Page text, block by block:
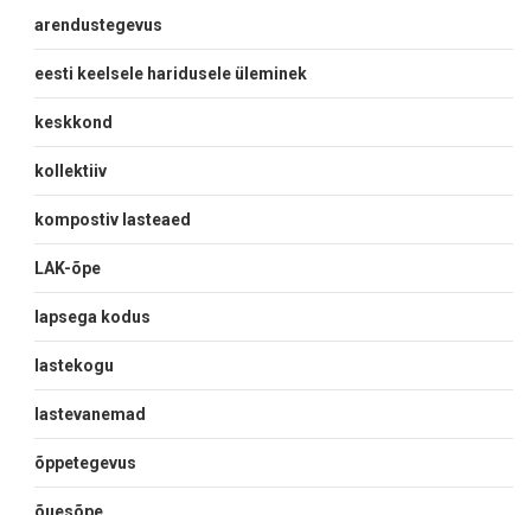
arendustegevus
eesti keelsele haridusele üleminek
keskkond
kollektiiv
kompostiv lasteaed
LAK-õpe
lapsega kodus
lastekogu
lastevanemad
õppetegevus